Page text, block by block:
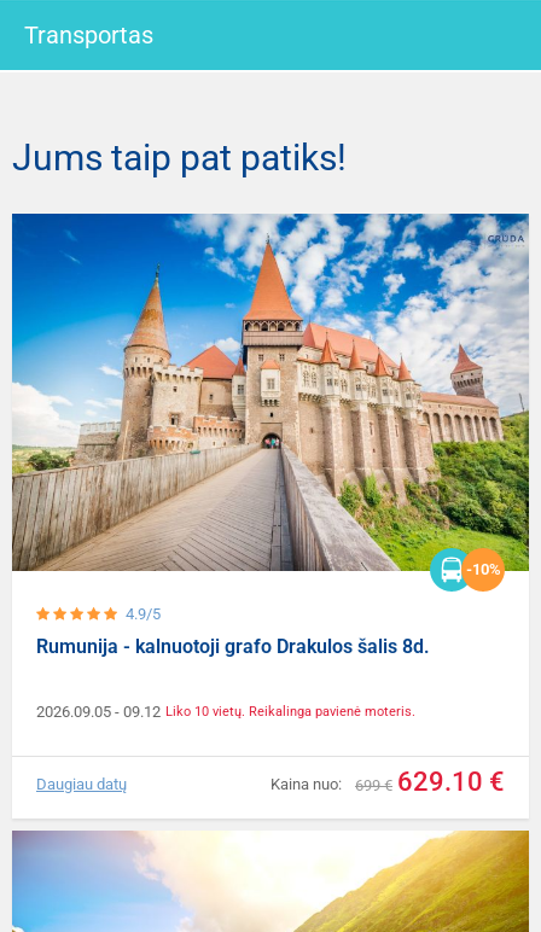
Transportas
Jums taip pat patiks!
4.9/5
-10%
Rumunija - kalnuotoji grafo Drakulos šalis 8d.
2026.09.05 - 09.12 Liko 10 vietų. Reikalinga pavienė moteris.
Kaina nuo: 699 € 629.10 €
Daugiau datų